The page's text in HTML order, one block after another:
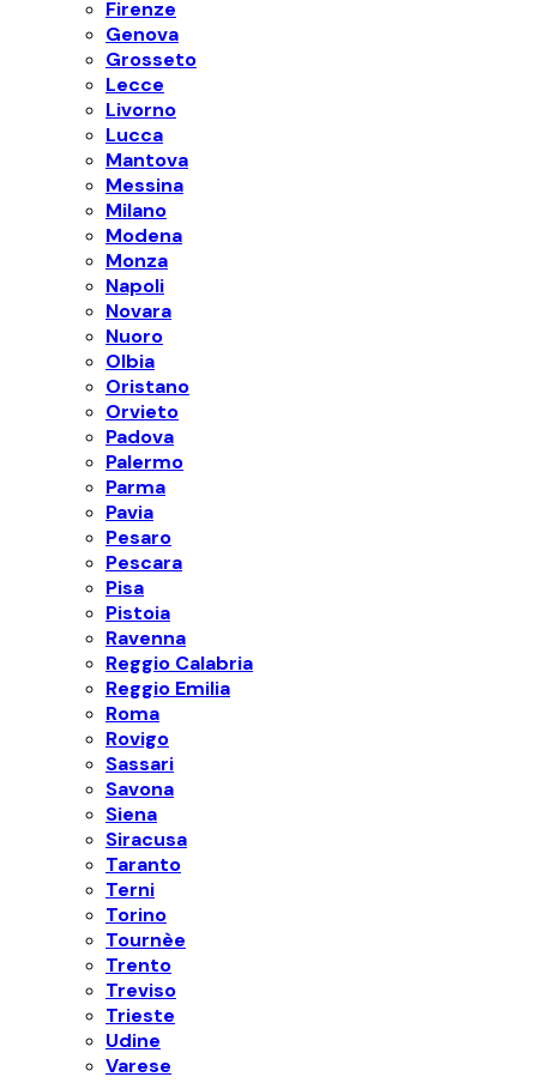
Firenze
Genova
Grosseto
Lecce
Livorno
Lucca
Mantova
Messina
Milano
Modena
Monza
Napoli
Novara
Nuoro
Olbia
Oristano
Orvieto
Padova
Palermo
Parma
Pavia
Pesaro
Pescara
Pisa
Pistoia
Ravenna
Reggio Calabria
Reggio Emilia
Roma
Rovigo
Sassari
Savona
Siena
Siracusa
Taranto
Terni
Torino
Tournèe
Trento
Treviso
Trieste
Udine
Varese